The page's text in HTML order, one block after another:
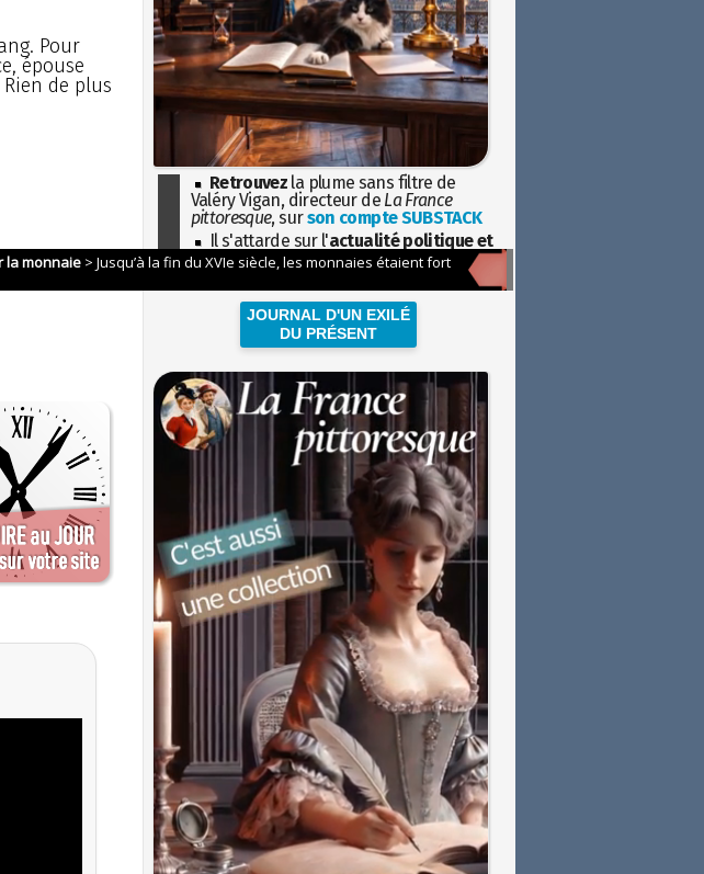
Pour
épouse
de plus
Retrouvez la plume sans filtre de
Valéry Vigan, directeur de La France
pittoresque, surson compte SUBSTACK
Il s'attarde sur l'actualité politique et
sociétaleavec la hauteur de vue de
JOURNAL D'UN EXILÉ
DU PRÉSENT